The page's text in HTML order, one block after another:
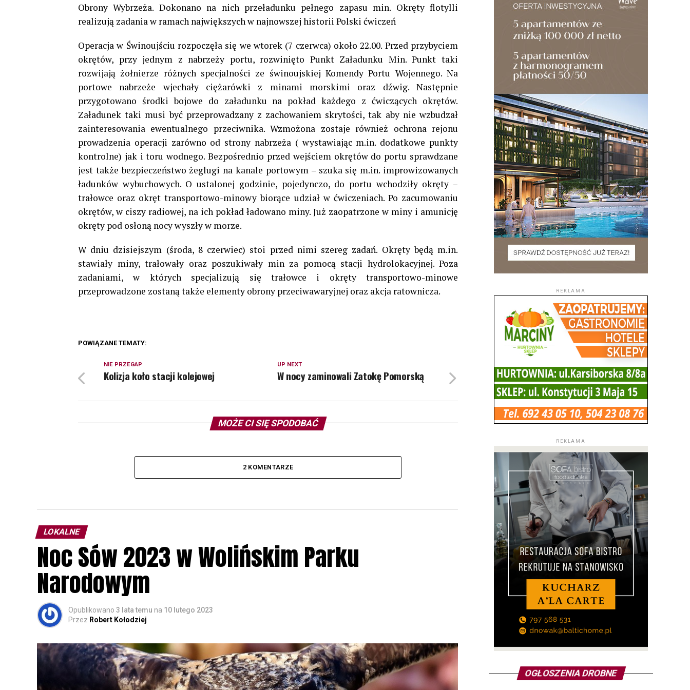
Obrony Wybrzeża. Dokonano na nich przeładunku pełnego zapasu min. Okręty flotylli
realizują zadania w ramach największych w najnowszej historii Polski ćwiczeń
Operacja w Świnoujściu rozpoczęła się we wtorek (7 czerwca) około 22.00. Przed przybyciem
okrętów, przy jednym z nabrzeży portu, rozwinięto Punkt Załadunku Min. Punkt taki
rozwijają żołnierze różnych specjalności ze świnoujskiej Komendy Portu Wojennego. Na
portowe nabrzeże wjechały ciężarówki z minami morskimi oraz dźwig. Następnie
przygotowano środki bojowe do załadunku na pokład każdego z ćwiczących okrętów.
Załadunek taki musi być przeprowadzany z zachowaniem skrytości, tak aby nie wzbudzał
zainteresowania ewentualnego przeciwnika. Wzmożona zostaje również ochrona rejonu
prowadzenia operacji zarówno od strony nabrzeża ( wystawiając m.in. dodatkowe punkty
kontrolne) jak i toru wodnego. Bezpośrednio przed wejściem okrętów do portu sprawdzane
jest także bezpieczeństwo żeglugi na kanale portowym – szuka się m.in. improwizowanych
ładunków wybuchowych. O ustalonej godzinie, pojedynczo, do portu wchodziły okręty –
trałowce oraz okręt transportowo-minowy biorące udział w ćwiczeniach. Po zacumowaniu
okrętów, w ciszy radiowej, na ich pokład ładowano miny. Już zaopatrzone w miny i amunicję
okręty pod osłoną nocy wyszły w morze.
W dniu dzisiejszym (środa, 8 czerwiec) stoi przed nimi szereg zadań. Okręty będą m.in.
stawiały miny, trałowały oraz poszukiwały min za pomocą stacji hydrolokacyjnej. Poza
zadaniami, w których specjalizują się trałowce i okręty transportowo-minowe
przeprowadzone zostaną także elementy obrony przeciwawaryjnej oraz akcja ratownicza.
POWIĄZANE TEMATY:
UP NEXT
W nocy zaminowali Zatokę Pomorską
NIE PRZEGAP
Kolizja koło stacji kolejowej
MOŻE CI SIĘ SPODOBAĆ
2 KOMENTARZE
LOKALNE
Noc Sów 2023 w Wolińskim Parku
Narodowym
Opublikowano 3 lata temu na 10 lutego 2023
Przez Robert Kołodziej
REKLAMA
REKLAMA
OGŁOSZENIA DROBNE